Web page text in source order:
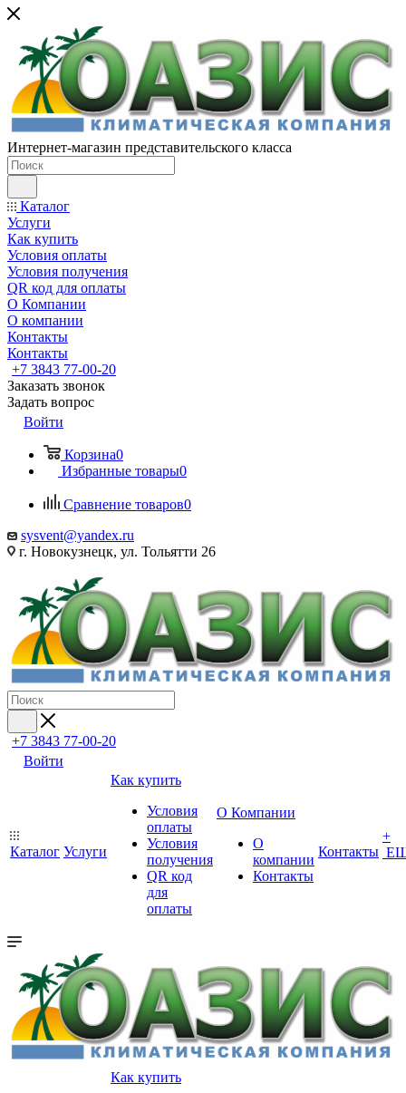
Интернет-магазин представительского класса
Каталог
Услуги
Как купить
Условия оплаты
Условия получения
QR код для оплаты
О Компании
О компании
Контакты
Контакты
+7 3843 77-00-20
Заказать звонок
Задать вопрос
Войти
Корзина0
Избранные товары0
Сравнение товаров0
sysvent@yandex.ru
г. Новокузнецк, ул. Тольятти 26
+7 3843 77-00-20
Войти
Каталог Услуги
Как купить
Условия
оплаты
Условия
получения
QR код
для
оплаты
О Компании
О
компании
Контакты
Контакты
+
Как купить